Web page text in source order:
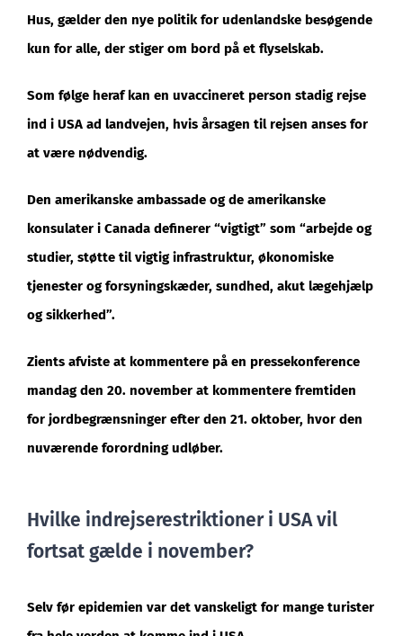
Hus, gælder den nye politik for udenlandske besøgende
kun for alle, der stiger om bord på et flyselskab.
Som følge heraf kan en uvaccineret person stadig rejse
ind i USA ad landvejen, hvis årsagen til rejsen anses for
at være nødvendig.
Den amerikanske ambassade og de amerikanske
konsulater i Canada definerer “vigtigt” som “arbejde og
studier, støtte til vigtig infrastruktur, økonomiske
tjenester og forsyningskæder, sundhed, akut lægehjælp
og sikkerhed”.
Zients afviste at kommentere på en pressekonference
mandag den 20. november at kommentere fremtiden
for jordbegrænsninger efter den 21. oktober, hvor den
nuværende forordning udløber.
Hvilke indrejserestriktioner i USA vil
fortsat gælde i november?
Selv før epidemien var det vanskeligt for mange turister